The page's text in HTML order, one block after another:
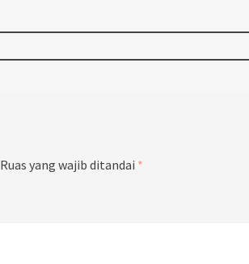
Ruas yang wajib ditandai *